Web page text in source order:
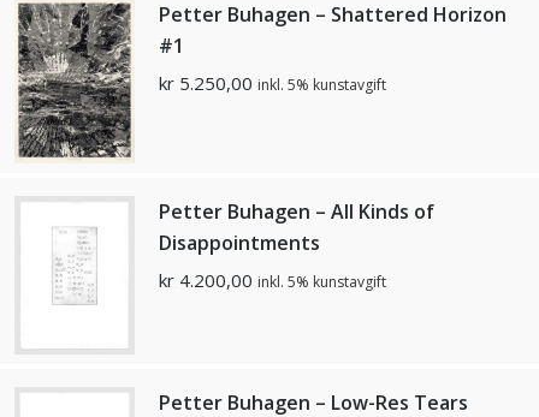
Petter Buhagen – Shattered Horizon
#1
kr 5.250,00 inkl. 5% kunstavgift
Petter Buhagen – All Kinds of
Disappointments
kr 4.200,00 inkl. 5% kunstavgift
Petter Buhagen – Low-Res Tears